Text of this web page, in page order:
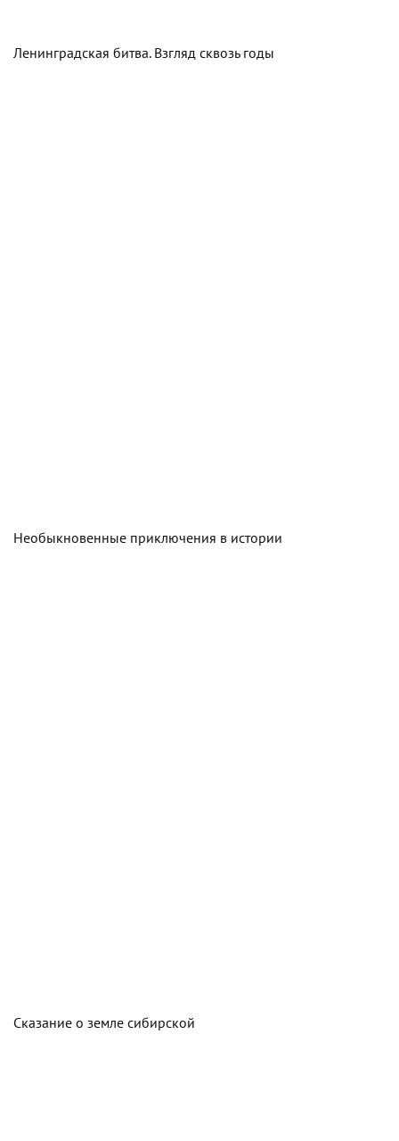
Ленинградская битва. Взгляд сквозь годы
Необыкновенные приключения в истории​
Сказание о земле сибирской